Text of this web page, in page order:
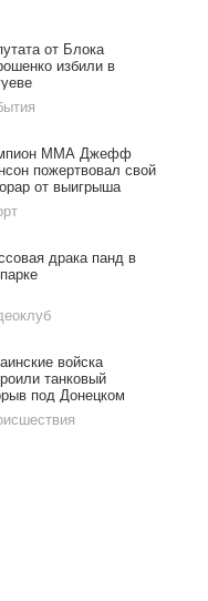
от Блока
избили в
ММА Джефф
пожертвовал свой
от выигрыша
Донбасса
драка панд в
войска
танковый
под Донецком